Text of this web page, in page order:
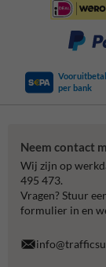
per bank
Neem contact
Wij zijn op
495 473.
Vragen? Stuur
formulier in en